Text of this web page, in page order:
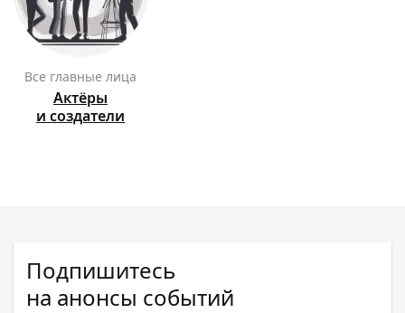
Все главные лица
Актёры
и создатели
Подпишитесь
на анонсы событий